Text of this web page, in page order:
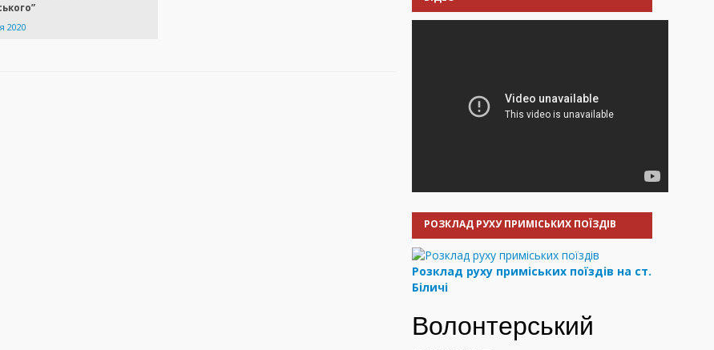
2020
РОЗКЛАД РУХУ ПРИМІСЬКИХ ПОЇЗДІВ
Розклад руху приміських поїздів на ст.
Біличі